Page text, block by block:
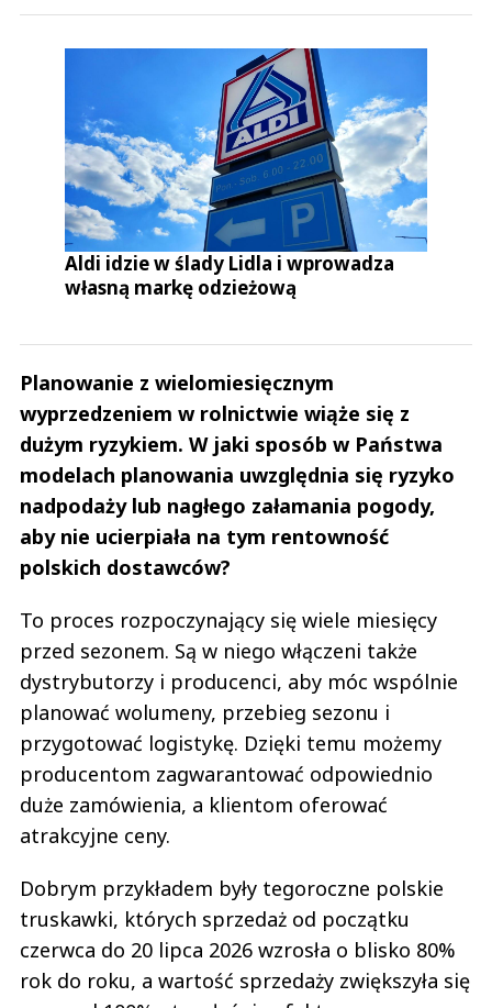
Aldi idzie w ślady Lidla i wprowadza
własną markę odzieżową
Planowanie z wielomiesięcznym
wyprzedzeniem w rolnictwie wiąże się z
dużym ryzykiem. W jaki sposób w Państwa
modelach planowania uwzględnia się ryzyko
nadpodaży lub nagłego załamania pogody,
aby nie ucierpiała na tym rentowność
polskich dostawców?
To proces rozpoczynający się wiele miesięcy
przed sezonem. Są w niego włączeni także
dystrybutorzy i producenci, aby móc wspólnie
planować wolumeny, przebieg sezonu i
przygotować logistykę. Dzięki temu możemy
producentom zagwarantować odpowiednio
duże zamówienia, a klientom oferować
atrakcyjne ceny.
Dobrym przykładem były tegoroczne polskie
truskawki, których sprzedaż od początku
czerwca do 20 lipca 2026 wzrosła o blisko 80%
rok do roku, a wartość sprzedaży zwiększyła się